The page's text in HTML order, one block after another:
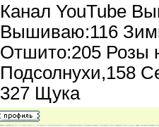
Канал YouTube
Вышиваю:116
Отшито:205 Розы
Подсолнухи,158
327 Щука